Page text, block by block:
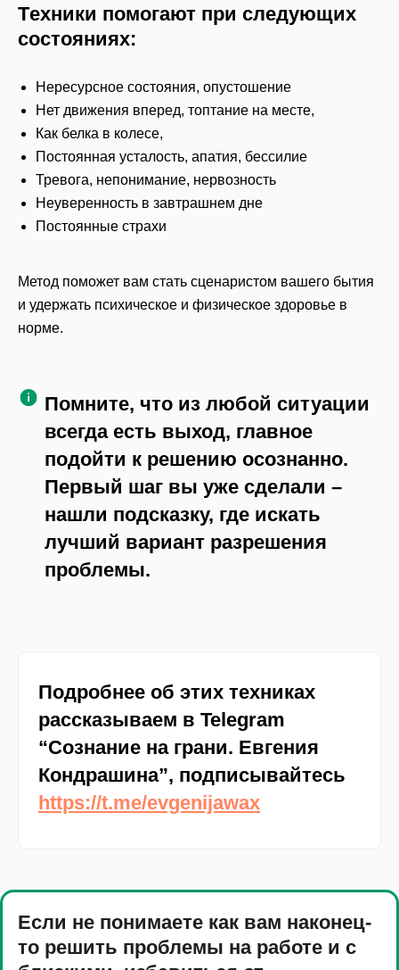
Техники помогают при следующих
состояниях:
Нересурсное состояния, опустошение
Нет движения вперед, топтание на месте,
Как белка в колесе,
Постоянная усталость, апатия, бессилие
Тревога, непонимание, нервозность
Неуверенность в завтрашнем дне
Постоянные страхи
Метод поможет вам стать сценаристом вашего бытия
и удержать психическое и физическое здоровье в
норме.
Помните, что из любой ситуации
всегда есть выход, главное
подойти к решению осознанно.
Первый шаг вы уже сделали –
нашли подсказку, где искать
лучший вариант разрешения
проблемы.
Подробнее об этих техниках
рассказываем в Telegram
“Сознание на грани. Евгения
Кондрашина”, подписывайтесь
https://t.me/evgenijawax
Если не понимаете как вам наконец-
то решить проблемы на работе и с